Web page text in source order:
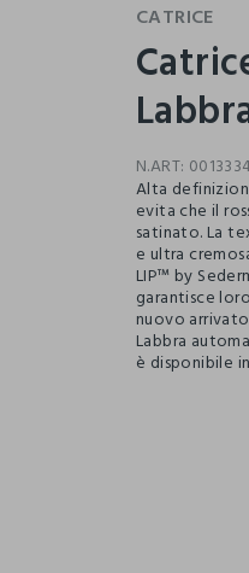
CATRICE
N.ART:
Alta
evita che il
satinato. La
e ultra
LIP™ by
garantisce
nuovo
Labbra
è disponibile